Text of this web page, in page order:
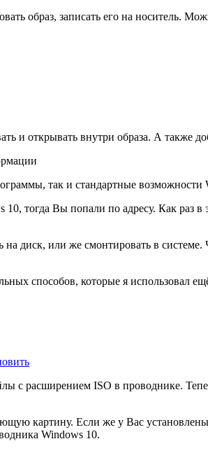
образ, записать его на носитель.
открывать внутри образа. А также
так и стандартные возможности
тогда Вы попали по адресу. Как раз
диск, или же смонтировать в
способов, которые я использовал
с расширением ISO в проводнике.
картину. Если же у Вас
Windows 10.